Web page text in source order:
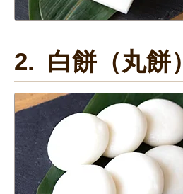
2. 白餅（丸餅）